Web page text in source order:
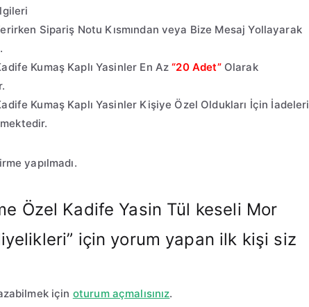
Sipariş Notu Kısmından veya Bize Mesaj Yollayarak
Kumaş Kaplı Yasinler En Az “20 Adet”Olarak
Kumaş Kaplı Yasinler Kişiye Özel Oldukları İçin İadeleri
yapılmadı.
Özel Kadife Yasin Tül keseli Mor
için yorum yapan ilk kişi siz
için oturum açmalısınız.